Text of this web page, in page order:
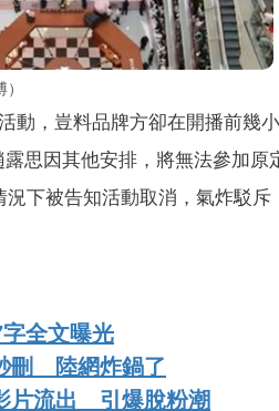
動，豈料品牌方卻在開播前幾
思因其他安排，將無法參加原
下被告知活動取消，氣炸駁斥
全文曝光
刪 陸網炸鍋了
片流出 引爆脫粉潮